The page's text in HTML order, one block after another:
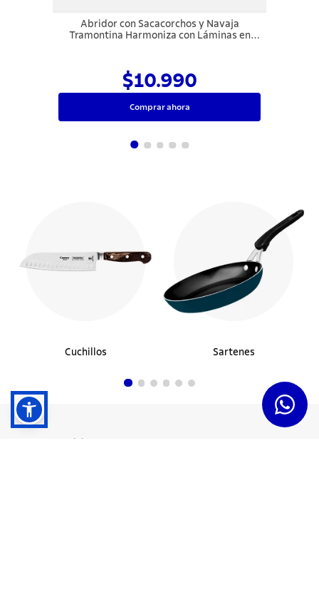
Abridor con Sacacorchos y Navaja
Tramontina Harmoniza con Láminas en
$10.990
Comprar ahora
Cuchillos Sartenes